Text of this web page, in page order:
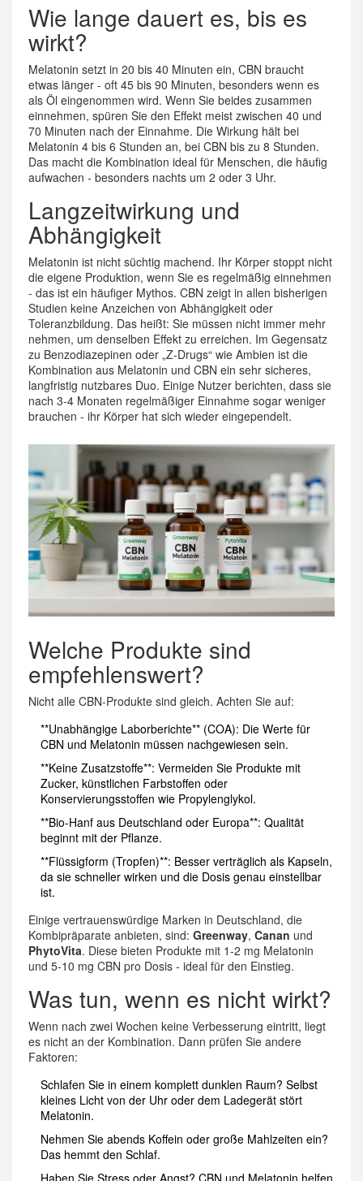
Wie lange dauert es, bis es
wirkt?
Melatonin setzt in 20 bis 40 Minuten ein, CBN braucht
etwas länger - oft 45 bis 90 Minuten, besonders wenn es
als Öl eingenommen wird. Wenn Sie beides zusammen
einnehmen, spüren Sie den Effekt meist zwischen 40 und
70 Minuten nach der Einnahme. Die Wirkung hält bei
Melatonin 4 bis 6 Stunden an, bei CBN bis zu 8 Stunden.
Das macht die Kombination ideal für Menschen, die häufig
aufwachen - besonders nachts um 2 oder 3 Uhr.
Langzeitwirkung und
Abhängigkeit
Melatonin ist nicht süchtig machend. Ihr Körper stoppt nicht
die eigene Produktion, wenn Sie es regelmäßig einnehmen
- das ist ein häufiger Mythos. CBN zeigt in allen bisherigen
Studien keine Anzeichen von Abhängigkeit oder
Toleranzbildung. Das heißt: Sie müssen nicht immer mehr
nehmen, um denselben Effekt zu erreichen. Im Gegensatz
zu Benzodiazepinen oder „Z-Drugs“ wie Ambien ist die
Kombination aus Melatonin und CBN ein sehr sicheres,
langfristig nutzbares Duo. Einige Nutzer berichten, dass sie
nach 3-4 Monaten regelmäßiger Einnahme sogar weniger
brauchen - ihr Körper hat sich wieder eingependelt.
Welche Produkte sind
empfehlenswert?
Nicht alle CBN-Produkte sind gleich. Achten Sie auf:
**Unabhängige Laborberichte** (COA): Die Werte für
CBN und Melatonin müssen nachgewiesen sein.
**Keine Zusatzstoffe**: Vermeiden Sie Produkte mit
Zucker, künstlichen Farbstoffen oder
Konservierungsstoffen wie Propylenglykol.
**Bio-Hanf aus Deutschland oder Europa**: Qualität
beginnt mit der Pflanze.
**Flüssigform (Tropfen)**: Besser verträglich als Kapseln,
da sie schneller wirken und die Dosis genau einstellbar
ist.
Einige vertrauenswürdige Marken in Deutschland, die
Kombipräparate anbieten, sind: Greenway, Canan und
PhytoVita. Diese bieten Produkte mit 1-2 mg Melatonin
und 5-10 mg CBN pro Dosis - ideal für den Einstieg.
Was tun, wenn es nicht wirkt?
Wenn nach zwei Wochen keine Verbesserung eintritt, liegt
es nicht an der Kombination. Dann prüfen Sie andere
Faktoren:
Schlafen Sie in einem komplett dunklen Raum? Selbst
kleines Licht von der Uhr oder dem Ladegerät stört
Melatonin.
Nehmen Sie abends Koffein oder große Mahlzeiten ein?
Das hemmt den Schlaf.